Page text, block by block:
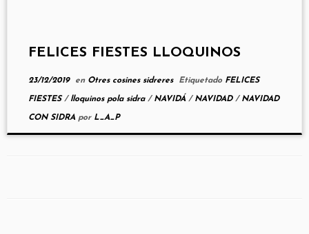
FELICES FIESTES LLOQUINOS
23/12/2019en Otres cosines sidreres Etiquetado FELICES
FIESTES/ lloquinos pola sidra / NAVIDÁ / NAVIDAD / NAVIDAD
CON SIDRA por L_A_P